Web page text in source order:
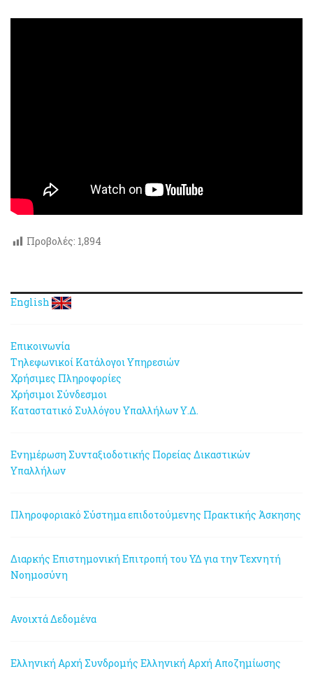
Προβολές: 1,894
English
Επικοινωνία
Τηλεφωνικοί Κατάλογοι Υπηρεσιών
Χρήσιμες Πληροφορίες
Χρήσιμοι Σύνδεσμοι
Καταστατικό Συλλόγου Υπαλλήλων Υ.Δ.
Ενημέρωση Συνταξιοδοτικής Πορείας Δικαστικών
Υπαλλήλων
Πληροφοριακό Σύστημα επιδοτούμενης Πρακτικής Άσκησης
Διαρκής Επιστημονική Επιτροπή του ΥΔ για την Τεχνητή
Νοημοσύνη
Ανοιχτά Δεδομένα
Ελληνική Αρχή Συνδρομής Ελληνική Αρχή Αποζημίωσης